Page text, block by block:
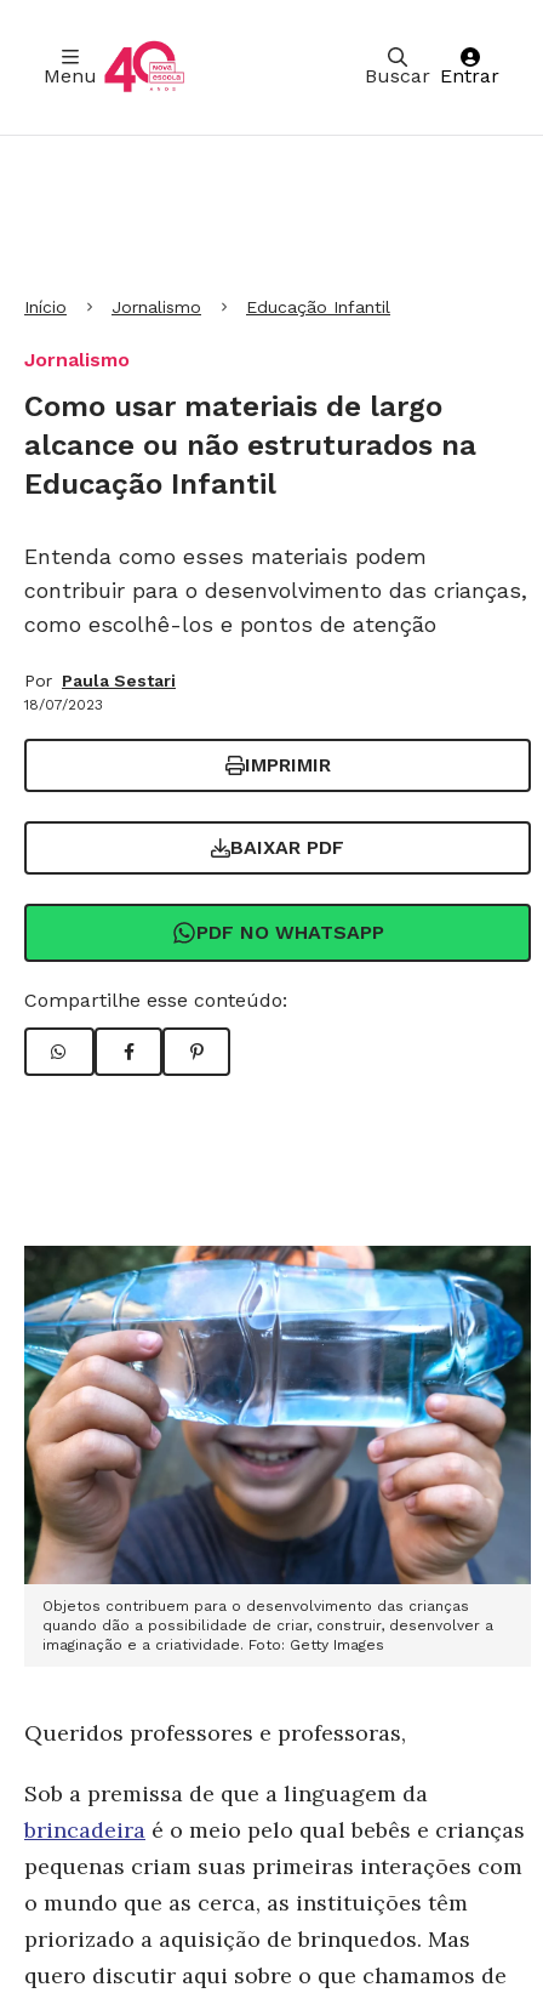
Buscar
Menu Entrar
Início Jornalismo Educação Infantil
Jornalismo
Como usar materiais de largo
alcance ou não estruturados na
Educação Infantil
Entenda como esses materiais podem
contribuir para o desenvolvimento das crianças,
como escolhê-los e pontos de atenção
Por Paula Sestari
18/07/2023
IMPRIMIR
BAIXAR PDF
PDF NO WHATSAPP
Compartilhe esse conteúdo:
Objetos contribuem para o desenvolvimento das crianças
quando dão a possibilidade de criar, construir, desenvolver a
imaginação e a criatividade. Foto: Getty Images
Queridos professores e professoras,
Sob a premissa de que a linguagem da
brincadeira é o meio pelo qual bebês e crianças
pequenas criam suas primeiras interações com
o mundo que as cerca, as instituições têm
priorizado a aquisição de brinquedos. Mas
quero discutir aqui sobre o que chamamos de